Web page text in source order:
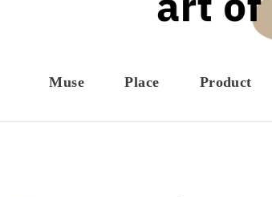
Muse Place Product